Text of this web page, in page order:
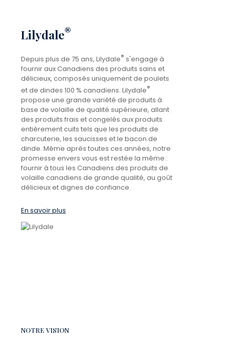
Lilydale®
Depuis plus de 75 ans, Lilydale® s'engage à
fournir aux Canadiens des produits sains et
délicieux, composés uniquement de poulets
et de dindes 100 % canadiens. Lilydale®
propose une grande variété de produits à
base de volaille de qualité supérieure, allant
des produits frais et congelés aux produits
entièrement cuits tels que les produits de
charcuterie, les saucisses et le bacon de
dinde. Même après toutes ces années, notre
promesse envers vous est restée la même :
fournir à tous les Canadiens des produits de
volaille canadiens de grande qualité, au goût
délicieux et dignes de confiance.
En savoir plus
NOTRE VISION